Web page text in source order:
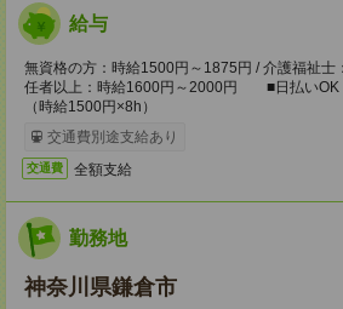
給与
無資格の方：時給1500円～1875円 / 介護福祉士
任者以上：時給1600円～2000円 ■日払い
（時給1500円×8h）
交通費別途支給あり
交通費 全額支給
勤務地
神奈川県鎌倉市